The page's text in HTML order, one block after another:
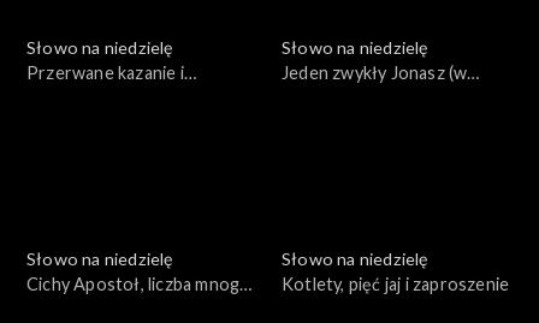
Słowo na niedzielę
Przerwane kazanie i
Słowo na niedzielę
Jeden zwykły Jonasz (w
Słowo na niedzielę
Cichy Apostoł, liczba mnoga i
Słowo na niedzielę
Kotlety, pięć jaj i zaproszenie